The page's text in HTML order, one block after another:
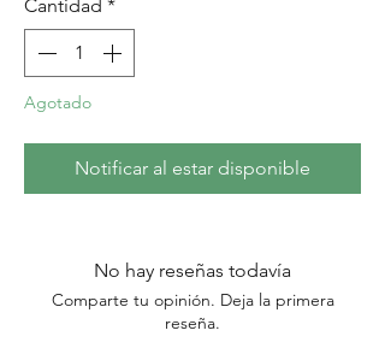
Cantidad *
Agotado
Notificar al estar disponible
No hay reseñas todavía
Comparte tu opinión. Deja la primera
reseña.